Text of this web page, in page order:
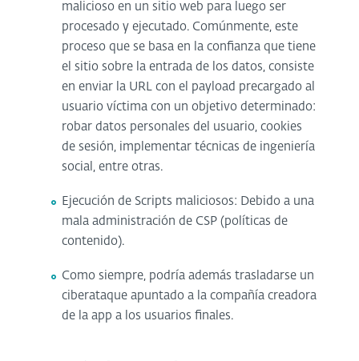
malicioso en un sitio web para luego ser
procesado y ejecutado. Comúnmente, este
proceso que se basa en la confianza que tiene
el sitio sobre la entrada de los datos, consiste
en enviar la URL con el payload precargado al
usuario víctima con un objetivo determinado:
robar datos personales del usuario, cookies
de sesión, implementar técnicas de ingeniería
social, entre otras.
Ejecución de Scripts maliciosos: Debido a una
mala administración de CSP (políticas de
contenido).
Como siempre, podría además trasladarse un
ciberataque apuntado a la compañía creadora
de la app a los usuarios finales.